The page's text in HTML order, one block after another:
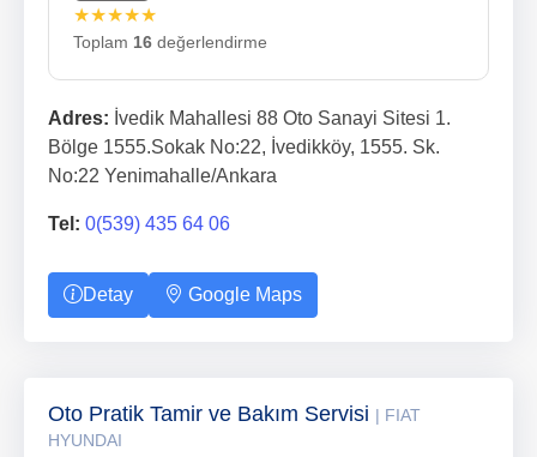
★★★★★
Toplam 16 değerlendirme
Adres: İvedik Mahallesi 88 Oto Sanayi Sitesi 1.
Bölge 1555.Sokak No:22, İvedikköy, 1555. Sk.
No:22 Yenimahalle/Ankara
Tel: 0(539) 435 64 06
Detay Google Maps
Oto Pratik Tamir ve Bakım Servisi | FIAT
HYUNDAI